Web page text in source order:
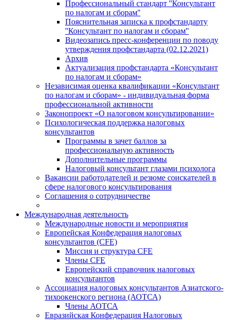
Профессиональный стандарт ''Консультант
по налогам и сборам''
Пояснительная записка к профстандарту
''Консультант по налогам и сборам''
Видеозапись пресс-конференции по поводу
утверждения профстандарта (02.12.2021)
Архив
Актуализация профстандарта «Консультант
по налогам и сборам»
Независимая оценка квалификации «Консультант
по налогам и сборам» - индивидуальная форма
профессиональной активности
Законопроект «О налоговом консультировании»
Психологическая поддержка налоговых
консультантов
Программы в зачет баллов за
профессиональную активность
Дополнительные программы
Налоговый консультант глазами психолога
Вакансии работодателей и резюме соискателей в
сфере налогового консультирования
Соглашения о сотрудничестве
Международная деятельность
Международные новости и мероприятия
Европейская Конфедерация налоговых
консультантов (CFE)
Миссия и структура CFE
Члены CFE
Европейский справочник налоговых
консультантов
Ассоциация налоговых консультантов Азиатского-
тихоокенского региона (АОТСА)
Члены АОТСА
Евразийская Конфедерация Налоговых